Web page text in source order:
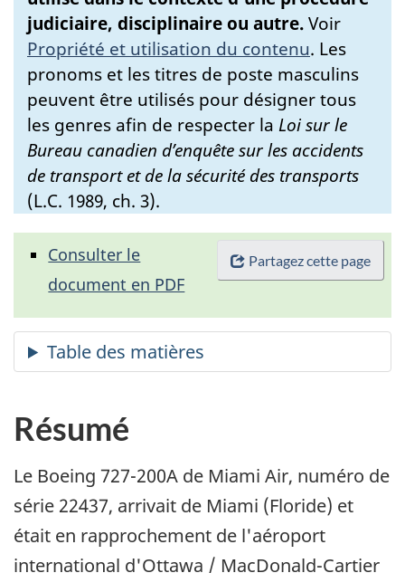
judiciaire, disciplinaire ou autre.Voir
Propriété et utilisation du contenu. Les
pronoms et les titres de poste masculins
peuvent être utilisés pour désigner tous
les genres afin de respecter la Loi sur le
Bureau canadien d’enquête sur les accidents
de transport et de la sécurité des transports
(L.C. 1989, ch. 3).
Partagez cette page
Consulter le
document en PDF
Résumé
Le Boeing 727-200A de Miami Air, numéro de
série 22437, arrivait de Miami (Floride) et
était en rapprochement de l'aéroport
international d'Ottawa / MacDonald-Cartier